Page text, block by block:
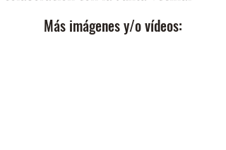
Más imágenes y/o vídeos: